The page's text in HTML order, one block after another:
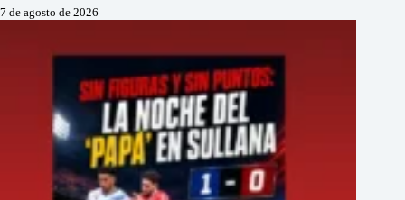
7 de agosto de 2026